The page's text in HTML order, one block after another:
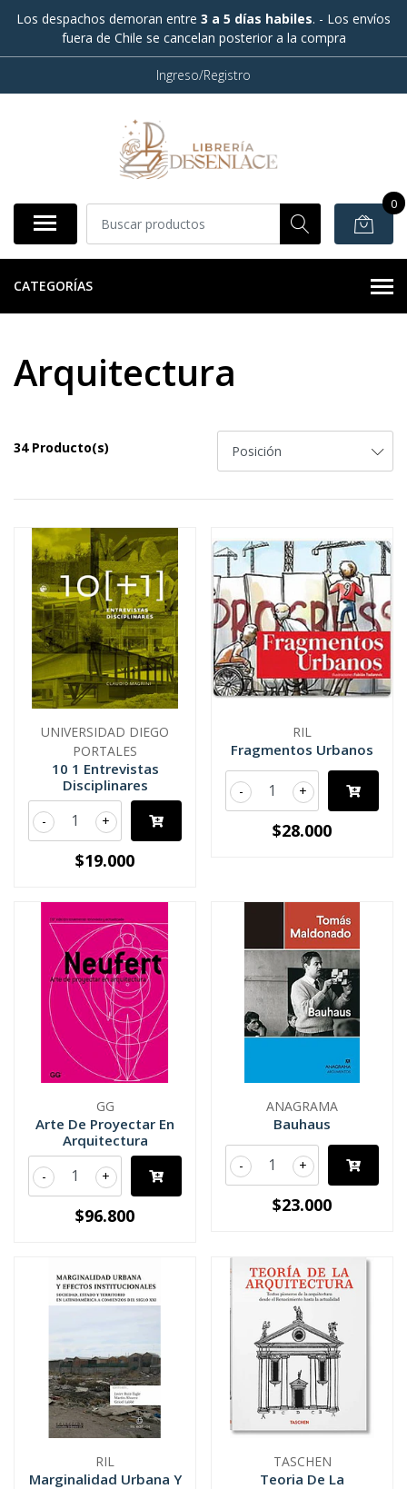
Los despachos demoran entre 3 a 5 días habiles. - Los envíos
fuera de Chile se cancelan posterior a la compra
Ingreso/Registro
0
CATEGORÍAS
Arquitectura
34 Producto(s)
UNIVERSIDAD DIEGO
PORTALES
10 1 Entrevistas
Disciplinares
+
-
$19.000
RIL
Fragmentos Urbanos
+
-
$28.000
GG
Arte De Proyectar En
Arquitectura
+
-
$96.800
ANAGRAMA
Bauhaus
+
-
$23.000
RIL
Marginalidad Urbana Y
TASCHEN
Teoria De La